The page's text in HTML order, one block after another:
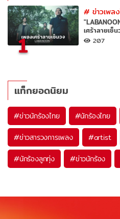
1
#ข่าวเพล
เศร้าลายเซ็
207
แท็กยอดนิยม
#ข่าวนักร้องไทย #นักร้องไทย
#ข่าวสารวงการเพลง #artist
#นักร้องลูกทุ่ง #ข่าวนักร้อง